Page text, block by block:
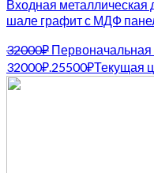
Входная металлическая
шале графит с МДФ
32000₽ Первоначальная
32000₽.25500₽Текущая